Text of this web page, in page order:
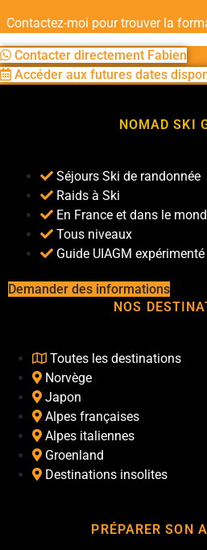
Contactez-moi pour trouver la
Contacter directement Fabien
Accéder aux futures dates
NOMAD SKI
Séjours Ski de randonnée
Raids à Ski
En France et dans le
Tous niveaux
Guide UIAGM expérimenté
Demander des informations
NOS
Toutes les destinations
Norvège
Japon
Alpes françaises
Alpes italiennes
Groenland
Destinations insolites
PRÉPARER SON